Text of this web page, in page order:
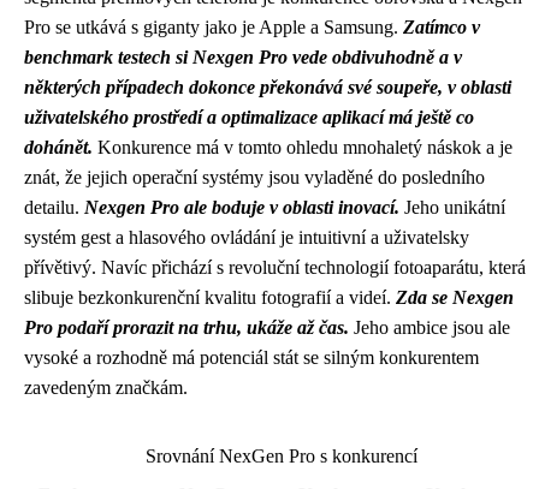
Pro se utkává s giganty jako je Apple a Samsung. Zatímco v
benchmark testech si Nexgen Pro vede obdivuhodně a v
některých případech dokonce překonává své soupeře, v oblasti
uživatelského prostředí a optimalizace aplikací má ještě co
dohánět. Konkurence má v tomto ohledu mnohaletý náskok a je
znát, že jejich operační systémy jsou vyladěné do posledního
detailu. Nexgen Pro ale boduje v oblasti inovací. Jeho unikátní
systém gest a hlasového ovládání je intuitivní a uživatelsky
přívětivý. Navíc přichází s revoluční technologií fotoaparátu, která
slibuje bezkonkurenční kvalitu fotografií a videí. Zda se Nexgen
Pro podaří prorazit na trhu, ukáže až čas. Jeho ambice jsou ale
vysoké a rozhodně má potenciál stát se silným konkurentem
zavedeným značkám.
Srovnání NexGen Pro s konkurencí